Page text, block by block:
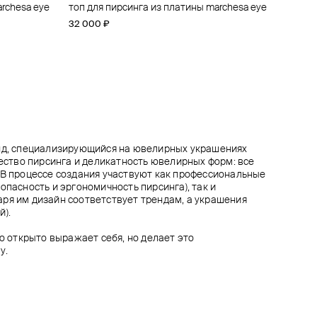
eye
топ для пирсинга из платины marchesa eye
32 000 ₽
топ для пирсинга из платины firebird
35 800 ₽
lily
топ для пирсинга из золота astra small
34 500 ₽
топ для пирсинга из золота threeleaf
31 700 ₽
специализирующийся на ювелирных украшениях
пирсинга и деликатность ювелирных форм: все
процессе создания участвуют как профессиональные
и эргономичность пирсинга), так и
им дизайн соответствует трендам, а украшения
открыто выражает себя, но делает это